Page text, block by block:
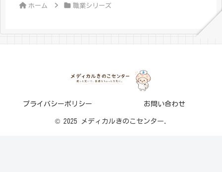
ホーム 職業シリーズ
プライバシーポリシー お問い合わせ
© 2025 メディカルきのこセンター.